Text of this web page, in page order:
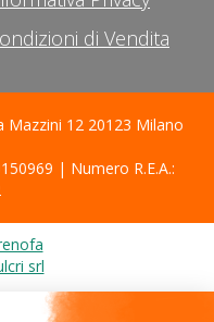
di Vendita
Mazzini 12 20123 Milano
| Numero R.E.A.:
srl